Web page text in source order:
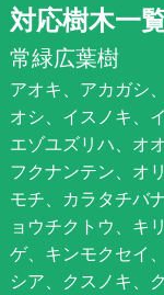
対応樹木一
常緑広葉樹
アオキ、アカガシ
オシ、イスノキ、
エゾユズリハ、オ
フクナンテン、オ
モチ、カラタチバ
ョウチクトウ、キ
ゲ、キンモクセイ
シア、クスノキ、